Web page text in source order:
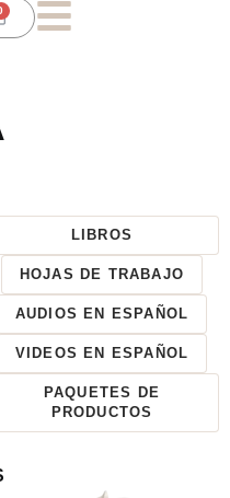
LIBROS
HOJAS DE TRABAJO
AUDIOS EN ESPAÑOL
VIDEOS EN ESPAÑOL
PAQUETES DE
PRODUCTOS